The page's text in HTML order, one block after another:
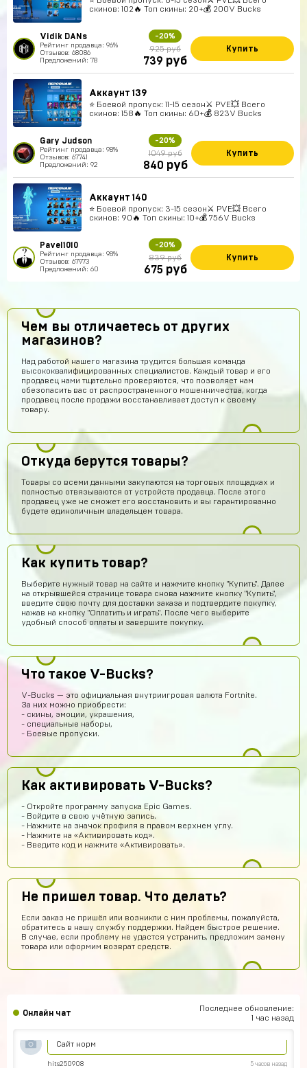
скинов: 102🔥 Топ скины: 20+💰 200V Bucks
Vidik DANs
Рейтинг продавца: 96%
Отзывов: 68086
Предложений: 78
-20%
925 руб
739 руб
Купить
Аккаунт 139
⭐️ Боевой пропуск: 11-15 сезон⚔️ PVE💥 Всего
скинов: 158🔥 Топ скины: 60+💰 823V Bucks
Gary Judson
Рейтинг продавца: 98%
Отзывов: 67741
Предложений: 92
-20%
1049 руб
840 руб
Купить
Аккаунт 140
⭐️ Боевой пропуск: 3-15 сезон⚔️ PVE💥 Всего
скинов: 90🔥 Топ скины: 10+💰 756V Bucks
Pavel1010
Рейтинг продавца: 98%
Отзывов: 67973
Предложений: 60
-20%
839 руб
675 руб
Купить
Чем вы отличаетесь от других
магазинов?
Над работой нашего магазина трудится большая команда
высококвалифицированных специалистов. Каждый товар и его
продавец нами тщательно проверяются, что позволяет нам
обезопасить вас от распространенного мошенничества, когда
продавец после продажи восстанавливает доступ к своему
товару.
Откуда берутся товары?
Товары со всеми данными закупаются на торговых площадках и
полностью отвязываются от устройств продавца. После этого
продавец уже не сможет его восстановить и вы гарантированно
будете единоличным владельцем товара.
Как купить товар?
Выберите нужный товар на сайте и нажмите кнопку "Купить". Далее
на открывшейся странице товара снова нажмите кнопку "Купить",
введите свою почту для доставки заказа и подтвердите покупку,
нажав на кнопку "Оплатить и играть". После чего выберите
удобный способ оплаты и завершите покупку.
Что такое V-Bucks?
V-Bucks — это официальная внутриигровая валюта Fortnite.
За них можно приобрести:
- скины, эмоции, украшения,
- специальные наборы,
- Боевые пропуски.
Как активировать V-Bucks?
- Откройте программу запуска Epic Games.
- Войдите в свою учётную запись.
- Нажмите на значок профиля в правом верхнем углу.
- Нажмите на «Активировать код».
- Введите код и нажмите «Активировать».
Не пришел товар. Что делать?
Если заказ не пришёл или возникли с ним проблемы, пожалуйста,
обратитесь в нашу службу поддержки. Найдем быстрое решение.
В случае, если проблему не удастся устранить, предложим замену
товара или оформим возврат средств.
Онлайн чат
Последнее обновление:
1 час назад
Re:пингвин
Хорошо может куплю
Denisych Tablovsky 14 часов назад
здравствуйте
arsenijmakarov719
Я купил аккаунт Brawl Stars и мне все пришло так что кто
СП
Савелий Попов
Я не знаю этот сайт первый раз купил вроде что-то
пришло
Данил Алашов
топппппп!
Купил
Алексей Волков
Сайт норм
hits250908 5 часов назад